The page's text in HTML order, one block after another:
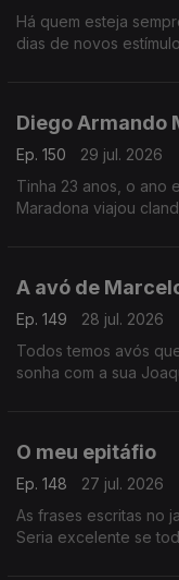
Há quem esteja
dias de novos
Diego Armando
Ep. 150
29 jul. 2026
Tinha 23 anos, o ano
Maradona viajou
A avó de
Ep. 149
28 jul. 2026
Todos temos avós
sonha com a sua
O meu epitáfio
Ep. 148
27 jul. 2026
As frases escritas no
Seria excelente se